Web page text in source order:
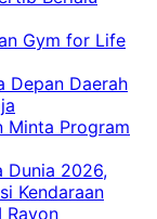
Gym for Life
Depan Daerah
Minta Program
Dunia 2026,
Kendaraan
Rayon